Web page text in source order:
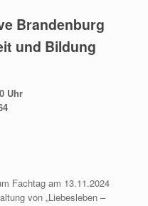
Brandenburg
und Bildung
Uhr
Fachtag am 13.11.2024
von „Liebesleben –